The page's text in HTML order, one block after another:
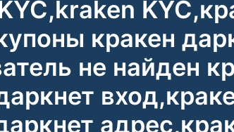
кракен
не найден